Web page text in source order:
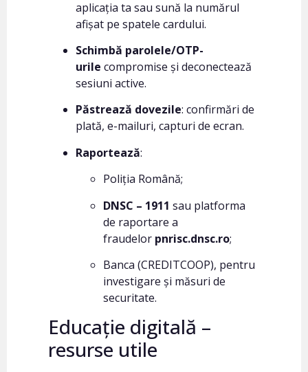
aplicația ta sau sună la numărul
afișat pe spatele cardului.
Schimbă parolele/OTP-
urile compromise și deconectează
sesiuni active.
Păstrează dovezile: confirmări de
plată, e-mailuri, capturi de ecran.
Raportează:
Poliția Română;
DNSC – 1911 sau platforma
de raportare a
fraudelor pnrisc.dnsc.ro;
Banca (CREDITCOOP), pentru
investigare și măsuri de
securitate.
Educație digitală –
resurse utile